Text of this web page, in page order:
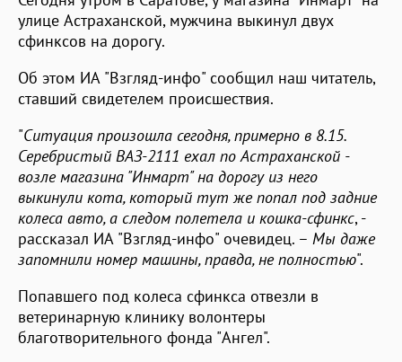
улице Астраханской, мужчина выкинул двух
сфинксов на дорогу.
Об этом ИА "Взгляд-инфо" сообщил наш читатель,
ставший свидетелем происшествия.
"Ситуация произошла сегодня, примерно в 8.15.
Серебристый ВАЗ-2111 ехал по Астраханской -
возле магазина "Инмарт" на дорогу из него
выкинули кота, который тут же попал под задние
колеса авто, а следом полетела и кошка-сфинкс, -
рассказал ИА "Взгляд-инфо" очевидец. – Мы даже
запомнили номер машины, правда, не полностью".
Попавшего под колеса сфинкса отвезли в
ветеринарную клинику волонтеры
благотворительного фонда "Ангел".